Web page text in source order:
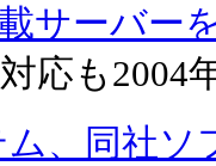
サーバー
応も2004
、同社ソ